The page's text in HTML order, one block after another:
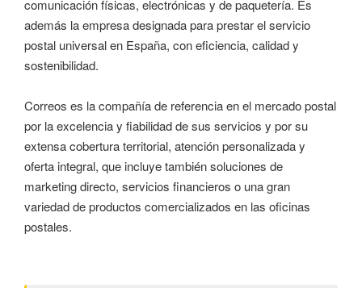
comunicación físicas, electrónicas y de paquetería. Es
además la empresa designada para prestar el servicio
postal universal en España, con eficiencia, calidad y
sostenibilidad.
Correos es la compañía de referencia en el mercado postal
por la excelencia y fiabilidad de sus servicios y por su
extensa cobertura territorial, atención personalizada y
oferta integral, que incluye también soluciones de
marketing directo, servicios financieros o una gran
variedad de productos comercializados en las oficinas
postales.